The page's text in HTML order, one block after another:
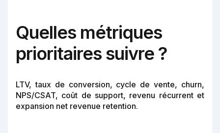
Quelles métriques
prioritaires suivre ?
LTV, taux de conversion, cycle de vente, churn,
NPS/CSAT, coût de support, revenu récurrent et
expansion net revenue retention.